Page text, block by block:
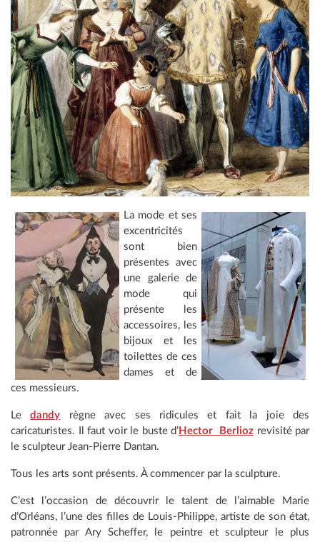
La mode et ses
excentricités
sont bien
présentes avec
une galerie de
mode qui
présente les
accessoires, les
bijoux et les
toilettes de ces
dames et de
ces messieurs.
Ledandy règne avec ses ridicules et fait la joie des
caricaturistes. Il faut voir le buste d’ Hector Berlioz revisité par
le sculpteur Jean-Pierre Dantan.
Tous les arts sont présents. À commencer par la sculpture.
C’est l’occasion de découvrir le talent de l’aimable Marie
d’Orléans, l’une des filles de Louis-Philippe, artiste de son état,
patronnée par Ary Scheffer, le peintre et sculpteur le plus